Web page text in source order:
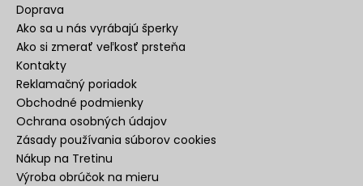
Doprava
Ako sa u nás vyrábajú šperky
Ako si zmerať veľkosť prsteňa
Kontakty
Reklamačný poriadok
Obchodné podmienky
Ochrana osobných údajov
Zásady používania súborov cookies
Nákup na Tretinu
Výroba obrúčok na mieru